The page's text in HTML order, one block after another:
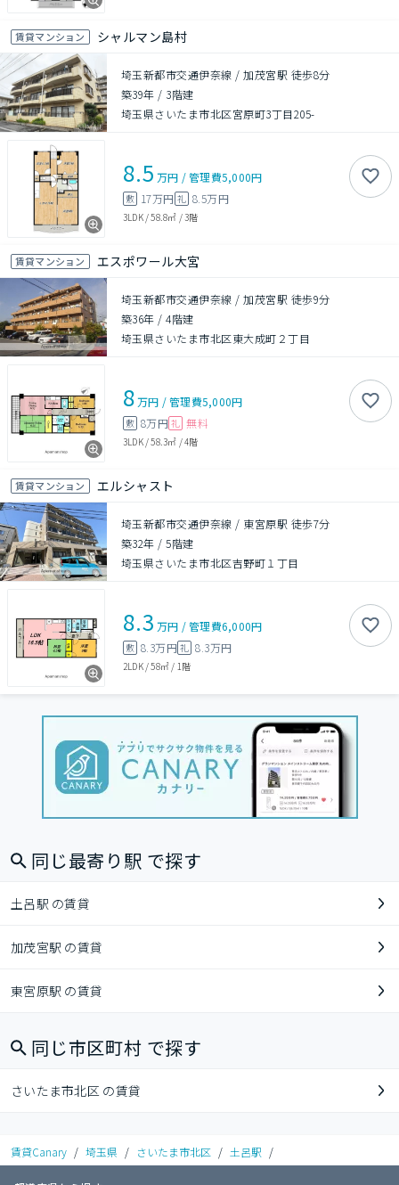
賃貸マンション シャルマン島村
埼玉新都市交通伊奈線 / 加茂宮駅 徒歩8分
築39年 / 3階建
埼玉県さいたま市北区宮原町3丁目205-
8.5 万円 /管理費5,000円
敷 17万円 礼 8.5万円
3LDK/58.8㎡ /3階
賃貸マンション エスポワール大宮
埼玉新都市交通伊奈線 / 加茂宮駅 徒歩9分
築36年 /4階建
埼玉県さいたま市北区東大成町２丁目
8万円 /管理費5,000円
敷 8万円 礼 無料
3LDK/58.3㎡ /4階
賃貸マンション エルシャスト
埼玉新都市交通伊奈線 / 東宮原駅 徒歩7分
築32年 /5階建
埼玉県さいたま市北区吉野町１丁目
8.3 万円 /管理費6,000円
敷 8.3万円礼 8.3万円
2LDK/58㎡ / 1階
同じ最寄り駅 で探す
土呂駅 の賃貸
加茂宮駅 の賃貸
東宮原駅 の賃貸
同じ市区町村 で探す
さいたま市北区 の賃貸
賃貸Canary / 埼玉県 / さいたま市北区 / 土呂駅 /